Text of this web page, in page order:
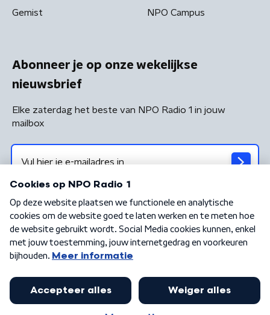
Gemist NPO Campus
Abonneer je op onze wekelijkse
nieuwsbrief
Elke zaterdag het beste van NPO Radio 1 in jouw
mailbox
Algemene voorwaarden